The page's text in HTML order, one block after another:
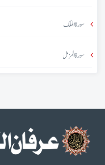
سورۃ الملک
سورۃ المزمل